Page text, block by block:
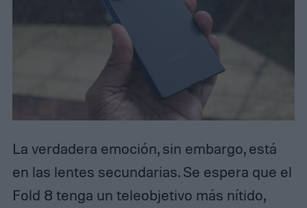
La verdadera emoción, sin embargo, está
en las lentes secundarias. Se espera que el
Fold 8 tenga un teleobjetivo más nítido,